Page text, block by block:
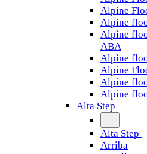
Alpine
Alpine
Alpine
ABA
Alpine
Alpine
Alpine
Alpine
Alta Step
Alta Step
Arriba